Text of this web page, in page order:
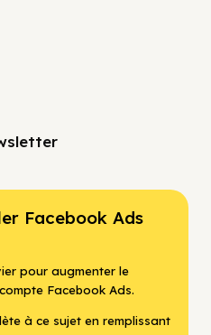
Facebook Ads
pour augmenter le
Facebook Ads.
à ce sujet en remplissant